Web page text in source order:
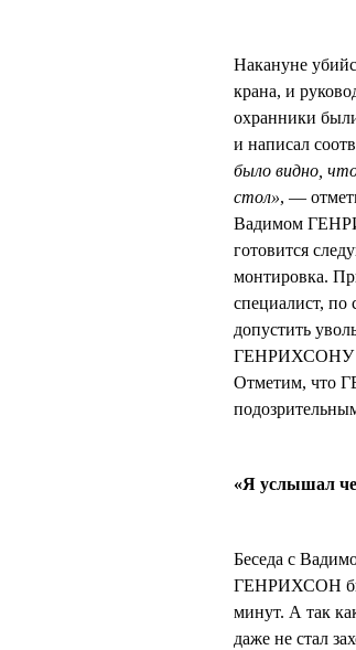
Накануне
крана, и
охранники
и написал
было видно,
стол», —
Вадимом
готовится
монтировка.
специалист, по
допустить
ГЕНРИХСОНУ 23
Отметим, что
«Я услышал
Беседа с
ГЕНРИХСОН
минут. А так
даже не стал